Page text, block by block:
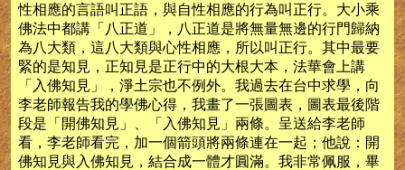
性相應的言語叫正語，與自性相應的行為叫正行。大小乘
佛法中都講「八正道」，八正道是將無量無邊的行門歸納
為八大類，這八大類與心性相應，所以叫正行。其中最要
緊的是知見，正知見是正行中的大根大本，法華會上講
「入佛知見」，淨土宗也不例外。我過去在台中求學，向
李老師報告我的學佛心得，我畫了一張圖表，圖表最後階
段是「開佛知見」、「入佛知見」兩條。呈送給李老師
看，李老師看完，加一個箭頭將兩條連在一起；他說：開
佛知見與入佛知見，結合成一體才圓滿。我非常佩服，畢